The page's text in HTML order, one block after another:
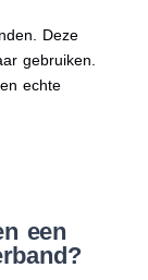
Deze
gebruiken.
echte
een